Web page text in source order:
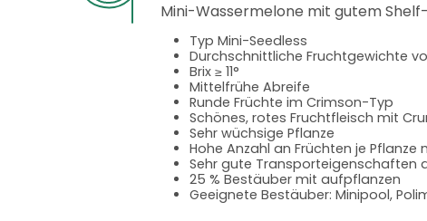
Mini-Wassermelone mit gutem
Typ Mini-Seedless
Durchschnittliche Fruchtgewichte
Brix ≥ 11°
Mittelfrühe Abreife
Runde Früchte im Crimson-Typ
Schönes, rotes Fruchtfleisch mit
Sehr wüchsige Pflanze
Hohe Anzahl an Früchten je Pflanze
Sehr gute Transporteigenschaften
25 % Bestäuber mit aufpflanzen
Geeignete Bestäuber: Minipool,